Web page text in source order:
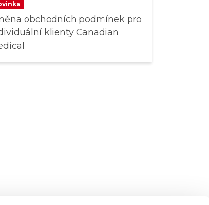
obchodních podmínek pro
klienty Canadian